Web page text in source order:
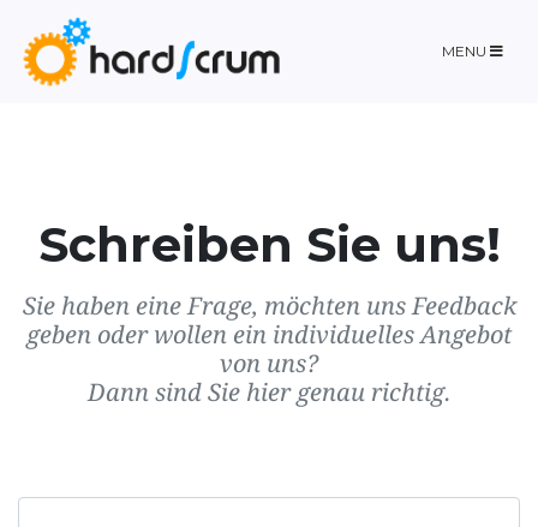
MENU
Schreiben Sie uns!
Sie haben eine Frage, möchten uns Feedback
geben oder wollen ein individuelles Angebot
von uns?
Dann sind Sie hier genau richtig.